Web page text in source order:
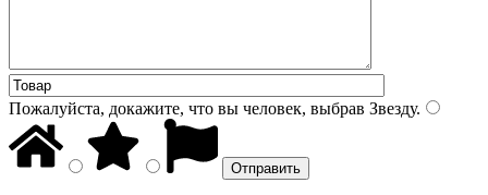
Пожалуйста, докажите, что вы человек, выбрав Звезду.